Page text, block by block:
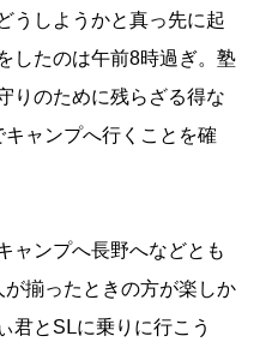
うしようかと真っ先に起
したのは午前8時過ぎ。塾
りのために残らざる得な
ャンプへ行くことを確
ャンプへ長野へなどとも
揃ったときの方が楽しか
君とSⅬに乗りに行こう